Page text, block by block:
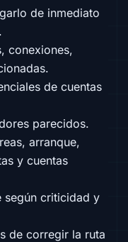
de inmediato
conexiones,
de cuentas
parecidos.
arranque,
y cuentas
según criticidad y
de corregir la ruta